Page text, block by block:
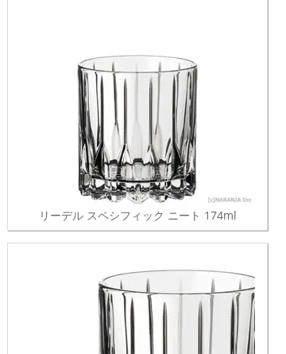
リーデル スペシフィック ニート 174ml